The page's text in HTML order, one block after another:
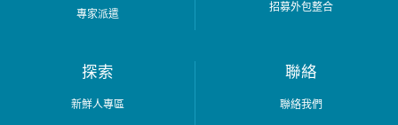
專家派遣
招募外包整合
探索
新鮮人專區
聯絡
聯絡我們